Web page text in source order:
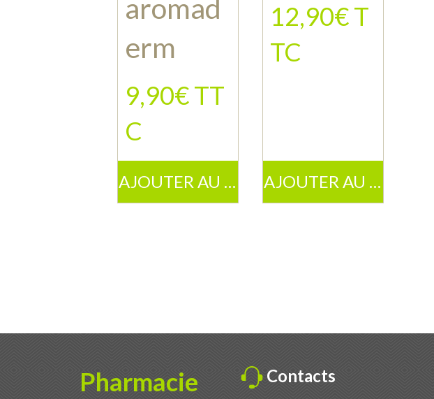
aromad
erm
9,90€ TT
C
AJOUTER AU PANIER
12,90€ T
TC
AJOUTER AU PANIER
Pharmacie
Contacts